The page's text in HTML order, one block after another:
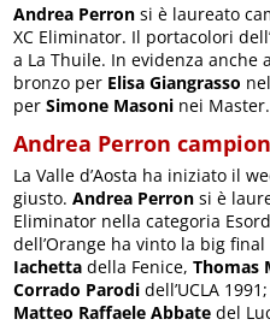
Andrea Perron si è laureato
XC Eliminator. Il portacolori
a La Thuile. In evidenza
bronzo per Elisa Giangrasso
perSimone Masoni nei Master.
Andrea Perron
La Valle d’Aosta ha iniziato il
giusto.Andrea Perron si è
Eliminator nella categoria
dell’Orange ha vinto la big
Iachetta della Fenice,Thomas
Corrado Parodi dell’UCLA
Matteo Raffaele Abbate del